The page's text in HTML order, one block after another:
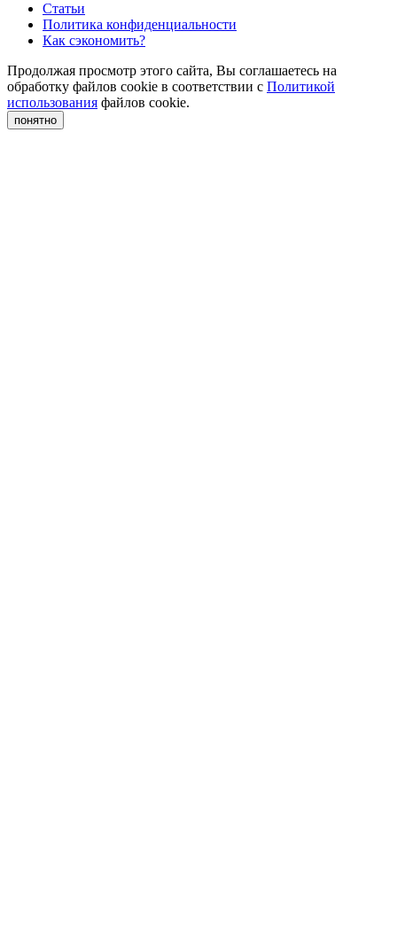
Статьи
Политика конфиденциальности
Как сэкономить?
Продолжая просмотр этого сайта, Вы соглашаетесь на
обработку файлов cookie в соответствии с Политикой
использования файлов cookie.
понятно